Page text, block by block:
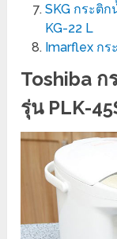
SKG กระติ
KG-22 L
Imarflex ก
Toshiba ก
รุ่น PLK-